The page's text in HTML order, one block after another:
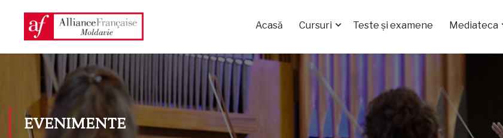
Acasă Cursuri Teste și examene Mediateca
EVENIMENTE